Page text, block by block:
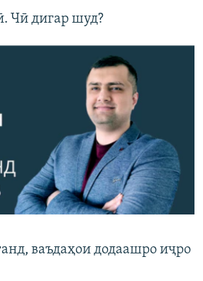
Чӣ дигар шуд?
ваъдаҳои додаашро иҷро